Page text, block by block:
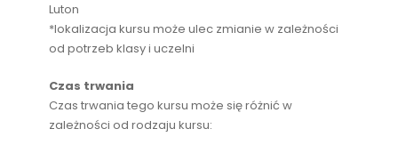
Luton
*lokalizacja kursu może ulec zmianie w zależności
od potrzeb klasy i uczelni
Czas trwania
Czas trwania tego kursu może się różnić w
zależności od rodzaju kursu: